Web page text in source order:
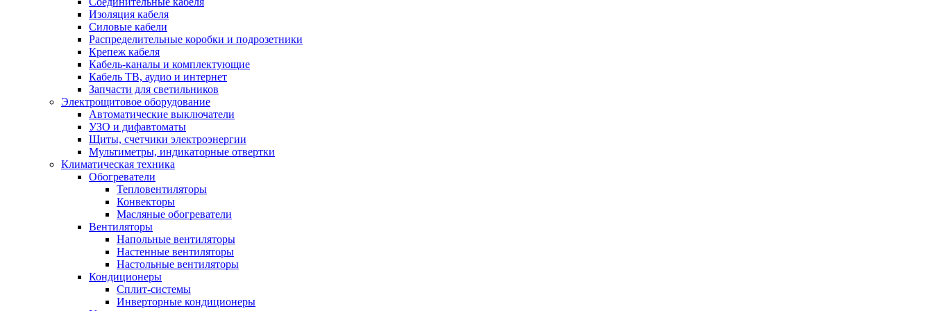
Изоляция кабеля
Силовые кабели
Распределительные коробки и подрозетники
Крепеж кабеля
Кабель-каналы и комплектующие
Кабель ТВ, аудио и интернет
Запчасти для светильников
Электрощитовое оборудование
Автоматические выключатели
УЗО и дифавтоматы
Щиты, счетчики электроэнергии
Мультиметры, индикаторные отвертки
Климатическая техника
Обогреватели
Тепловентиляторы
Конвекторы
Масляные обогреватели
Вентиляторы
Напольные вентиляторы
Настенные вентиляторы
Настольные вентиляторы
Кондиционеры
Сплит-системы
Инверторные кондиционеры